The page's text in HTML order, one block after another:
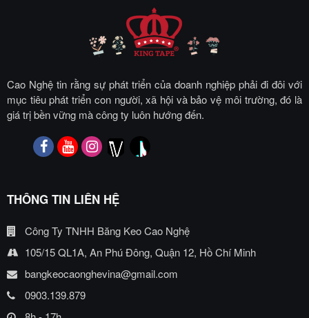
Cao Nghệ tin rằng sự phát triển của doanh nghiệp phải đi đôi với
mục tiêu phát triển con người, xã hội và bảo vệ môi trường, đó là
giá trị bền vững mà công ty luôn hướng đến.
THÔNG TIN LIÊN HỆ
Công Ty TNHH Băng Keo Cao Nghệ
105/15 QL1A, An Phú Đông, Quận 12, Hồ Chí Minh
bangkeocaonghevina@gmail.com
0903.139.879